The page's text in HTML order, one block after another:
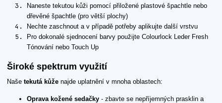
Naneste tekutou kůži pomocí přiložené plastové špachtle nebo
dřevěné špachtle (pro větší plochy)
Nechte zaschnout a v případě potřeby aplikujte další vrstvu
Pro dokonalé sjednocení barvy použijte Colourlock Leder Fresh
Tónování nebo Touch Up
Široké spektrum využití
Naše tekutá kůže najde uplatnění v mnoha oblastech:
Oprava kožené sedačky - zbavte se nepříjemných prasklin a